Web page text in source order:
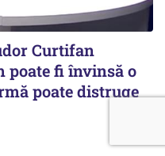
Curtifan
poate fi învinsă o
poate distruge